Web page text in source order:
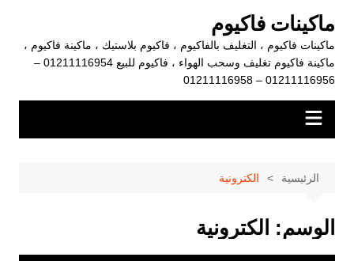
المحتوى
ماكينات فاكيوم
ماكينات فاكيوم ، التغليف بالفاكيوم ، فاكيوم بلاستيك ، ماكينة فاكيوم ،
ماكينة فاكيوم تغليف وسحب الهواء ، فاكيوم للبيع 01211116954 –
01211116956 – 01211116958
الرئيسية الكترونية
الوسم: الكترونية